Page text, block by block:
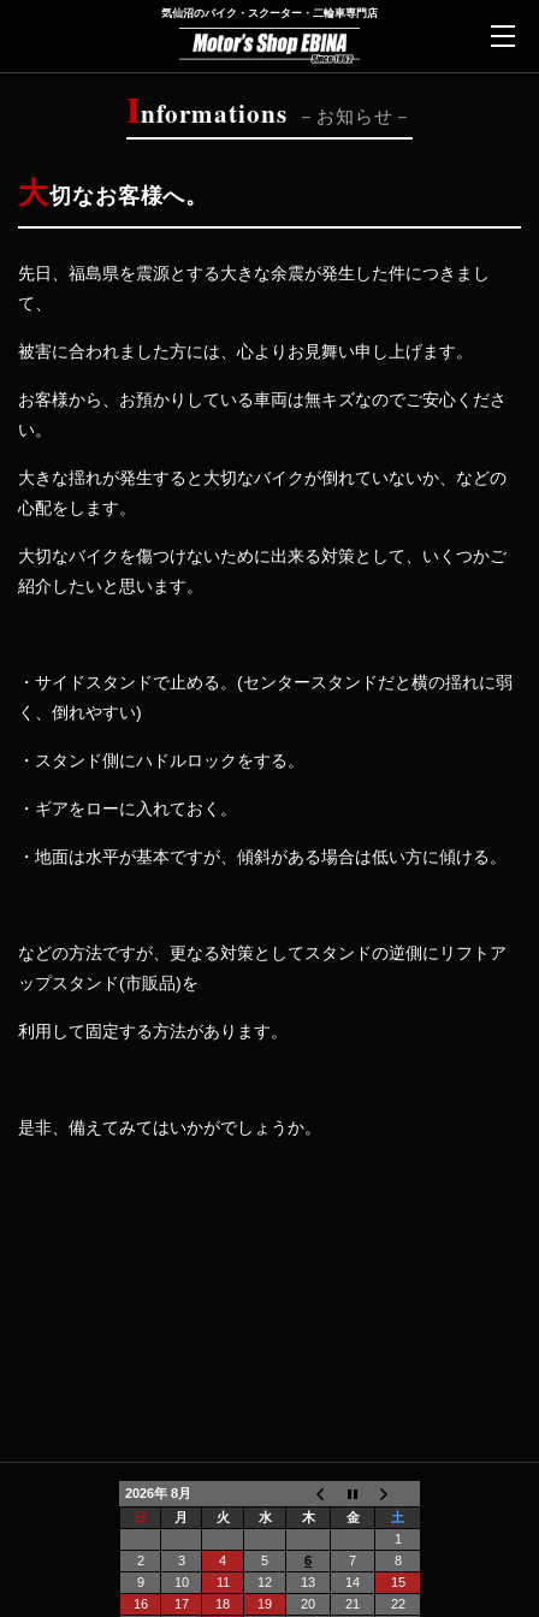
気仙沼のバイク・スクーター・二輪車専門店
Informations お知らせ
大切なお客様へ。
先日、福島県を震源とする大きな余震が発生した件につきまし
て、
被害に合われました方には、心よりお見舞い申し上げます。
お客様から、お預かりしている車両は無キズなのでご安心くださ
い。
大きな揺れが発生すると大切なバイクが倒れていないか、などの
心配をします。
大切なバイクを傷つけないために出来る対策として、いくつかご
紹介したいと思います。
・サイドスタンドで止める。(センタースタンドだと横の揺れに弱
く、倒れやすい)
・スタンド側にハドルロックをする。
・ギアをローに入れておく。
・地面は水平が基本ですが、傾斜がある場合は低い方に傾ける。
などの方法ですが、更なる対策としてスタンドの逆側にリフトア
ップスタンド(市販品)を
利用して固定する方法があります。
是非、備えてみてはいかがでしょうか。
2026年 8月
日
月 火 水 木 金
土
1
2
3 4 5 6 7
8
9
10 11 12 13 14
15
16
17 18 19 20 21 22